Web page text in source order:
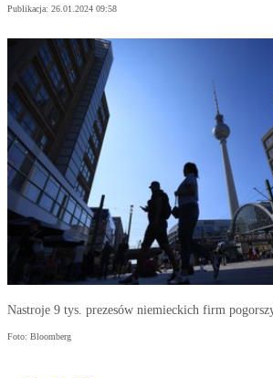
Publikacja: 26.01.2024 09:58
Nastroje 9 tys. prezesów niemieckich firm
Foto: Bloomberg